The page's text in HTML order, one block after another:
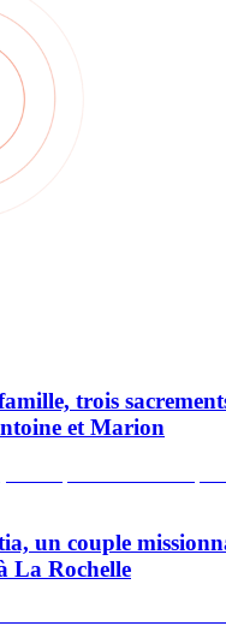
trois
et Marion
un couple
La Rochelle